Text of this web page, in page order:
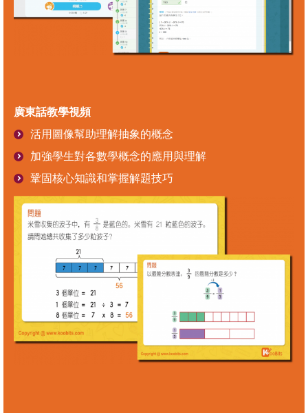
廣東話教學視頻
活用圖像幫助理解抽象的概念
加強學生對各數學概念的應用與理解
鞏固核心知識和掌握解題技巧